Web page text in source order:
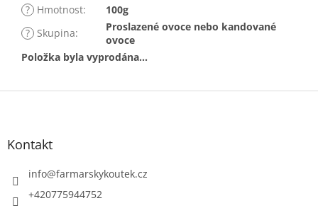
? Hmotnost:
100g
? Skupina:
Proslazené ovoce nebo kandované
ovoce
Položka byla vyprodána…
Z
Kontakt
info@farmarskykoutek.cz
+420775944752